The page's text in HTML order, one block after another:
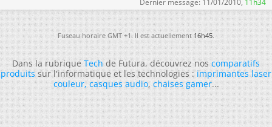
Dernier message: 11/01/2010, 11h34
Fuseau horaire GMT +1. Il est actuellement 16h45.
Dans la rubriqueTechde Futura, découvrez noscomparatifs
produitssur l'informatique et les technologies :imprimantes laser
couleur,casques audio,chaises gamer...